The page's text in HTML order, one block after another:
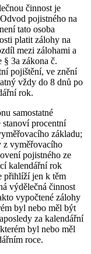
činnost je
pojistného na
tato osoba
platit zálohy na
mezi zálohami a
3a zákona č.
pojištění, ve znění
vždy do 8 dnů po
rok.
samostatné
stanoví procentní
základu;
z vyměřovacího
pojistného ze
kalendářní rok
přihlíží jen k těm
výdělečná činnost
vypočtené zálohy
byl nebo měl být
za kalendářní
byl nebo měl
roce.